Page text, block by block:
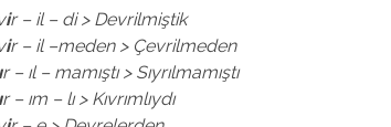
ir – il – di > Devrilmiştik
ir – il –meden > Çevrilmeden
r – ıl – mamıştı > Sıyrılmamıştı
r – ım – lı > Kıvrımlıydı